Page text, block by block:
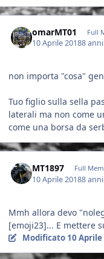
omarMT01 Full
10 Aprile 20188 anni
non importa "cosa"
Tuo figlio sulla sella
laterali ma non come
come una borsa da
MT1897 Full
10 Aprile 20188 anni
Mmh allora devo
[emoji23]... E mettere
Modificato 10 Aprile